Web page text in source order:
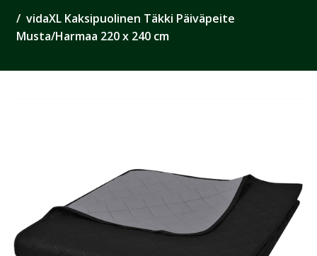
vidaXL Kaksipuolinen Täkki Päiväpeite
Musta/Harmaa 220 x 240 cm